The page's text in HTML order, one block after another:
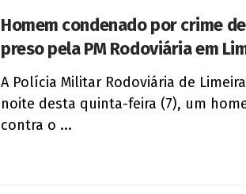
Homem condenado por crime
preso pela PM Rodoviária em
A Polícia Militar Rodoviária de
noite desta quinta-feira (7), um
contra o ...